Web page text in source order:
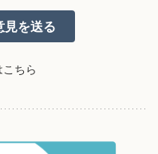
こちら